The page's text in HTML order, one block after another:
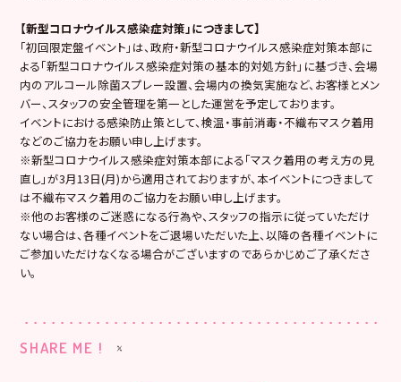
【新型コロナウイルス感染症対策」につきまして】
「初回限定盤イベント」は、政府・新型コロナウイルス感染症対策本部に
よる「新型コロナウイルス感染症対策の基本的対処方針」に基づき、会場
内のアルコール除菌スプレー設置、会場内の換気実施など、お客様とメン
バー、スタッフの安全管理を第一とした運営を予定しております。
イベントにおける感染防止策として、検温・事前消毒・不織布マスク着用
などのご協力をお願い申し上げます。
※新型コロナウイルス感染症対策本部による「マスク着用の考え方の見
直し」が3月13日(月)から適用されておりますが、本イベントにつきまして
は不織布マスク着用のご協力をお願い申し上げます。
※他のお客様のご迷惑になる行為や、スタッフの指示に従っていただけ
ない場合は、各種イベントをご退場いただいた上、以降の各種イベントに
ご参加いただけなくなる場合がございますのであらかじめご了承くださ
い。
SHARE ME !